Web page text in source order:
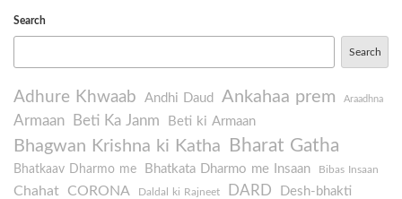
Search
Search
Adhure Khwaab Andhi Daud Ankahaa prem Araadhna
Armaan Beti Ka Janm Beti ki Armaan
Bhagwan Krishna ki Katha Bharat Gatha
Bhatkaav Dharmo me Bhatkata Dharmo me Insaan Bibas Insaan
Chahat CORONA Daldal ki Rajneet DARD Desh-bhakti